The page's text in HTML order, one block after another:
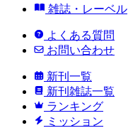
雑誌・レーベル
よくある質問
お問い合わせ
新刊一覧
新刊雑誌一覧
ランキング
ミッション